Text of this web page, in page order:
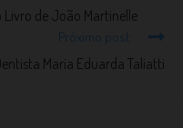
Livro de João Martinelle
Próximo post
Maria Eduarda Taliatti